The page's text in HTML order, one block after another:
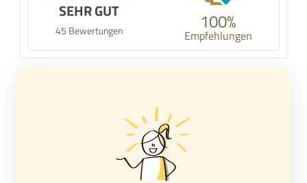
SEHR GUT
45 Bewertungen 100%
Empfehlungen